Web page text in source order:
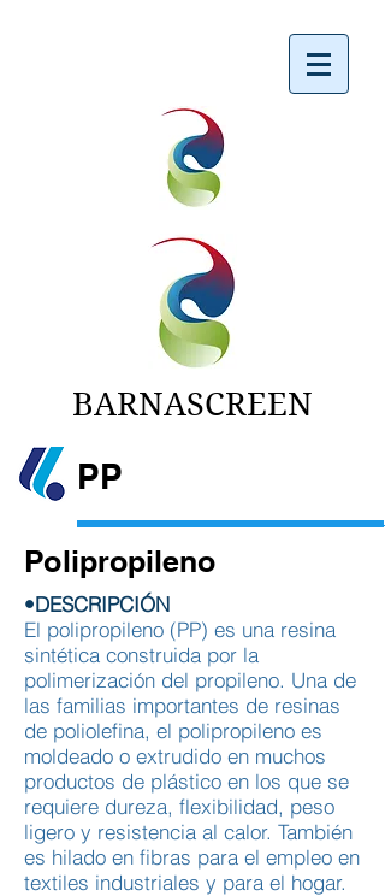
BARNASCREEN
PP
Polipropileno
•DESCRIPCIÓN
El polipropileno (PP) es una resina
sintética construida por la
polimerización del propileno. Una de
las familias importantes de resinas
de poliolefina, el polipropileno es
moldeado o extrudido en muchos
productos de plástico en los que se
requiere dureza, flexibilidad, peso
ligero y resistencia al calor. También
es hilado en fibras para el empleo en
textiles industriales y para el hogar.